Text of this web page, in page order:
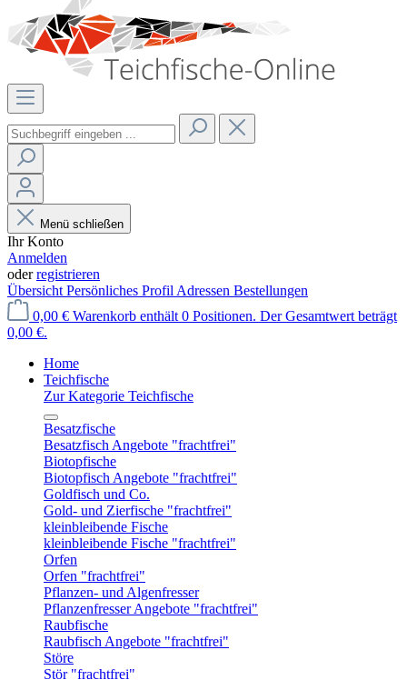
Menü schließen
Ihr Konto
Anmelden
oderregistrieren
Übersicht Persönliches Profil Adressen Bestellungen
0,00 € Warenkorb enthält 0 Positionen. Der Gesamtwert beträgt
0,00 €.
Home
Teichfische
Zur Kategorie Teichfische
Besatzfische
Besatzfisch Angebote "frachtfrei"
Biotopfische
Biotopfisch Angebote "frachtfrei"
Goldfisch und Co.
Gold- und Zierfische "frachtfrei"
kleinbleibende Fische
kleinbleibende Fische "frachtfrei"
Orfen
Orfen "frachtfrei"
Pflanzen- und Algenfresser
Pflanzenfresser Angebote "frachtfrei"
Raubfische
Raubfisch Angebote "frachtfrei"
Störe
Stör "frachtfrei"